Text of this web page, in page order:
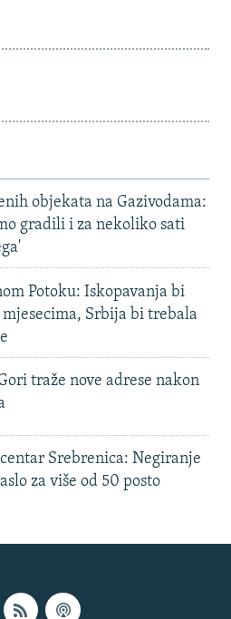
objekata na Gazivodama:
gradili i za nekoliko sati
Potoku: Iskopavanja bi
Srbija bi trebala
traže nove adrese nakon
Srebrenica: Negiranje
za više od 50 posto